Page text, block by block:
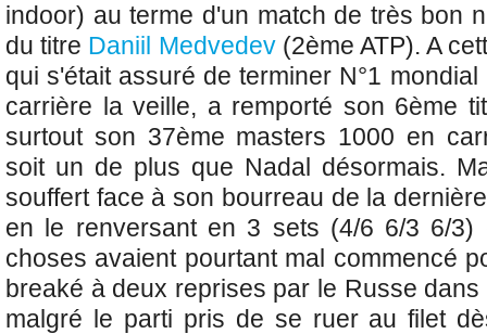
indoor) au terme d'un match de très bon
du titre Daniil Medvedev(2ème ATP). A
qui s'était assuré de terminer N°1
carrière la veille, a remporté son 6ème
surtout son 37ème masters 1000 en
soit un de plus que Nadal désormais.
souffert face à son bourreau de la
en le renversant en 3 sets (4/6 6/3 6/
choses avaient pourtant mal commencé
breaké à deux reprises par le Russe
malgré le parti pris de se ruer au filet